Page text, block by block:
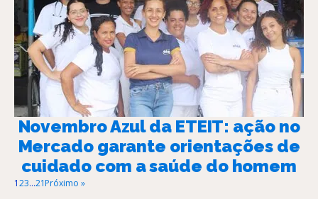
Novembro Azul da ETEIT: ação no
Mercado garante orientações de
cuidado com a saúde do homem
123…21Próximo »